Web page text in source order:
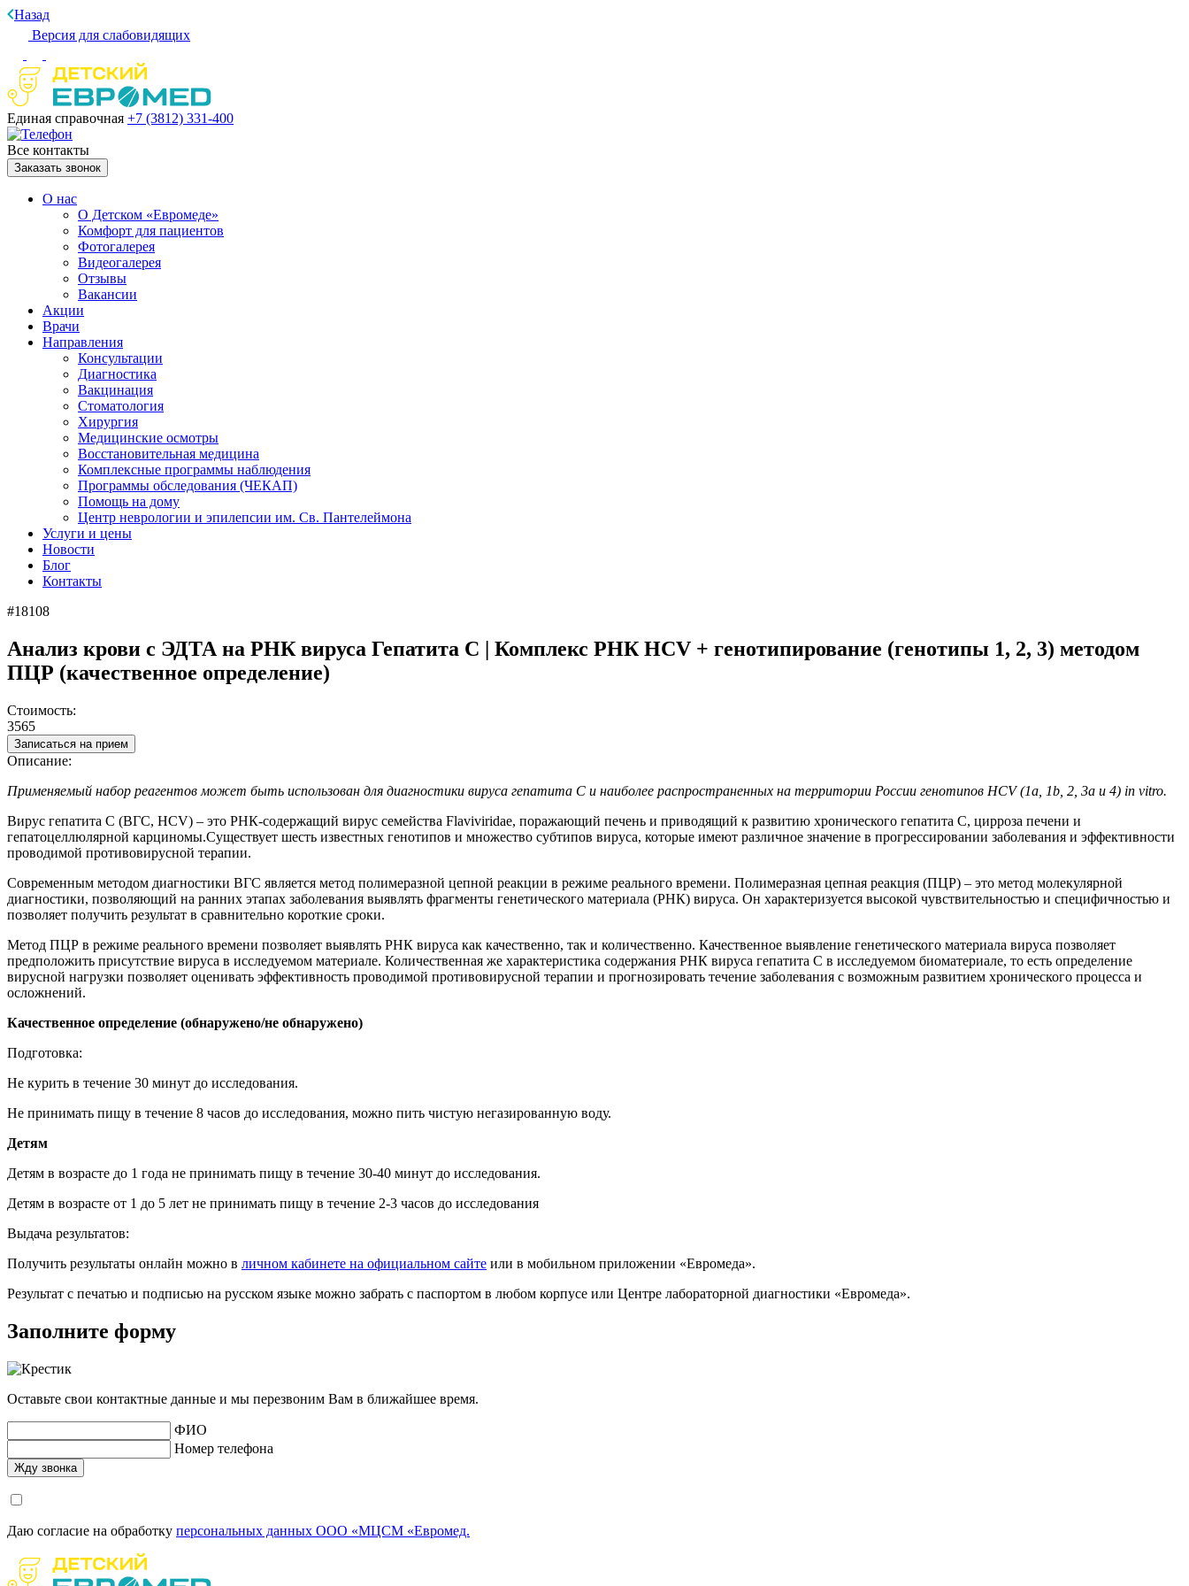
Назад
Версия для слабовидящих
Единая справочная +7 (3812) 331-400
Все контакты
Заказать звонок
О нас
О Детском «Евромеде»
Комфорт для пациентов
Фотогалерея
Видеогалерея
Отзывы
Вакансии
Акции
Врачи
Направления
Консультации
Диагностика
Вакцинация
Стоматология
Хирургия
Медицинские осмотры
Восстановительная медицина
Комплексные программы наблюдения
Программы обследования (ЧЕКАП)
Помощь на дому
Центр неврологии и эпилепсии им. Св. Пантелеймона
Услуги и цены
Новости
Блог
Контакты
#18108
Анализ крови с ЭДТА на РНК вируса Гепатита С | Комплекс РНК HCV + генотипирование (генотипы 1, 2, 3) методом
ПЦР (качественное определение)
Стоимость:
3565
Записаться на прием
Описание:
Применяемый набор реагентов может быть использован для диагностики вируса гепатита С и наиболее распространенных на территории России генотипов HCV (1a, 1b, 2, 3a и 4) in vitro.
Вирус гепатита С (ВГС, HCV) – это РНК-содержащий вирус семейства Flaviviridae, поражающий печень и приводящий к развитию хронического гепатита С, цирроза печени и
гепатоцеллюлярной карциномы.Существует шесть известных генотипов и множество субтипов вируса, которые имеют различное значение в прогрессировании заболевания и эффективности
проводимой противовирусной терапии.
Современным методом диагностики ВГС является метод полимеразной цепной реакции в режиме реального времени. Полимеразная цепная реакция (ПЦР) – это метод молекулярной
диагностики, позволяющий на ранних этапах заболевания выявлять фрагменты генетического материала (РНК) вируса. Он характеризуется высокой чувствительностью и специфичностью и
позволяет получить результат в сравнительно короткие сроки.
Метод ПЦР в режиме реального времени позволяет выявлять РНК вируса как качественно, так и количественно. Качественное выявление генетического материала вируса позволяет
предположить присутствие вируса в исследуемом материале. Количественная же характеристика содержания РНК вируса гепатита С в исследуемом биоматериале, то есть определение
вирусной нагрузки позволяет оценивать эффективность проводимой противовирусной терапии и прогнозировать течение заболевания с возможным развитием хронического процесса и
осложнений.
Качественное определение (обнаружено/не обнаружено)
Подготовка:
Не курить в течение 30 минут до исследования.
Не принимать пищу в течение 8 часов до исследования, можно пить чистую негазированную воду.
Детям
Детям в возрасте до 1 года не принимать пищу в течение 30-40 минут до исследования.
Детям в возрасте от 1 до 5 лет не принимать пищу в течение 2-3 часов до исследования
Выдача результатов:
Получить результаты онлайн можно в личном кабинете на официальном сайте или в мобильном приложении «Евромеда».
Результат с печатью и подписью на русском языке можно забрать с паспортом в любом корпусе или Центре лабораторной диагностики «Евромеда».
Заполните форму
Оставьте свои контактные данные и мы перезвоним Вам в ближайшее время.
ФИО
Номер телефона
Даю согласие на обработку персональных данных ООО «МЦСМ «Евромед.